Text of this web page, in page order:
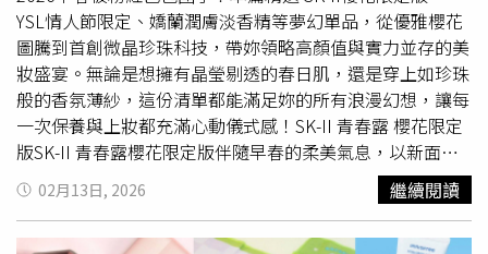
乘數輛車離去，而周子瑜則與媽媽同車返回住宿的飯店休
息。當時有粉絲在網路上猜測周子瑜有可能是為了與「台北
101點燈活動」有關的事務才悄悄回台，但其實是為了拍攝
與便利商店7-ELEVEN聯名合作的台韓美食，專屬影片也即
將上映。店內牆壁上有周子瑜的親筆簽名，吸引許多粉絲拍
照。（圖／郭曉芸攝）為了TWICE即將在3月3月20日至22
日連續三天登上台北大巨蛋開唱，7-ELEVEN也將大巨蛋附
近的「鑫忠孝門市」變身成為偶像主題空間，還原電視廣告
的拍攝場景，讓粉絲有與周子瑜一同享用美食的感受，但原
YSL情人節限定、嬌蘭潤膚淡香精等夢幻單品，從優雅櫻花
圖騰到首創微晶珍珠科技，帶妳領略高顏值與實力並存的美
妝盛宴。無論是想擁有晶瑩剔透的春日肌，還是穿上如珍珠
般的香氛薄紗，這份清單都能滿足妳的所有浪漫幻想，讓每
一次保養與上妝都充滿心動儀式感！SK-II 青春露 櫻花限定
版SK-II 青春露櫻花限定版伴隨早春的柔美氣息，以新面貌
再度於台灣粉嫩登場。此次限定版以青春露經典設計為基
底，瓶身優雅點綴浪漫櫻花圖騰──朵朵粉嫩花瓣宛如在瓶
身上輕盈綻放，不僅象徵著煥然一新的蛻變與重生，更蘊含
02月13日, 2026 繼續閱讀